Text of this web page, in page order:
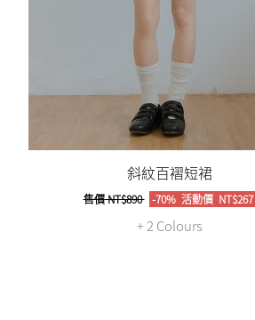
斜紋百褶短裙
售價NT$890 -70% 活動價NT$267
+ 2 Colours